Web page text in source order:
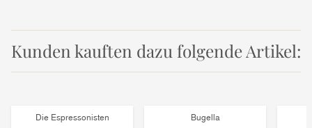
Kunden kauften dazu folgende Artikel:
Die Espressonisten Bugella